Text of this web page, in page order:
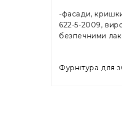
-фасади,
622-5-2009,
безпечними
Фурнітура для